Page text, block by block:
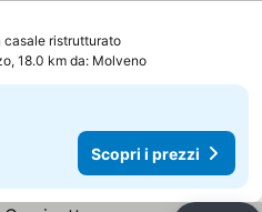
casale ristrutturatoScopri i prezzi
18.0 km da: Molveno
Scopri i prezzi